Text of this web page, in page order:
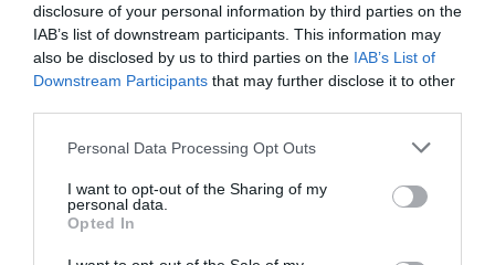
disclosure of your personal information by third parties on the
IAB’s list of downstream participants. This information may
also be disclosed by us to third parties on the IAB’s List of
Downstream Participants that may further disclose it to other
Personal Data Processing Opt Outs
I want to opt-out of the Sharing of my
personal data.
Opted In